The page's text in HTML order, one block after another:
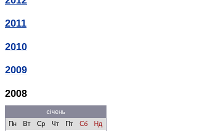
2011
2010
2009
2008
січень
Пн
Вт Ср Чт Пт Сб
Нд